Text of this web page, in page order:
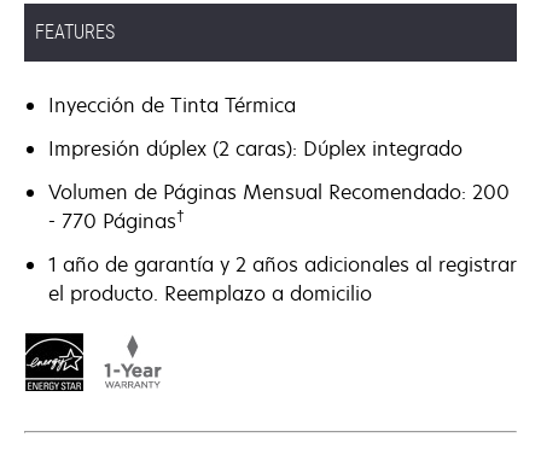
FEATURES
Inyección de Tinta Térmica
Impresión dúplex (2 caras): Dúplex integrado
Volumen de Páginas Mensual Recomendado: 200
- 770 Páginas†
1 año de garantía y 2 años adicionales al registrar
el producto. Reemplazo a domicilio